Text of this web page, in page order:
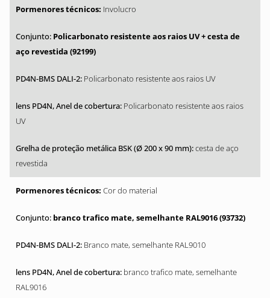
Involucro
Policarbonato resistente aos raios UV + cesta de
aço revestida (92199)
Policarbonato resistente aos raios UV
Policarbonato resistente aos raios
UV
cesta de aço
revestida
Cor do material
branco trafico mate, semelhante RAL9016 (93732)
Branco mate, semelhante RAL9010
branco trafico mate, semelhante
RAL9016